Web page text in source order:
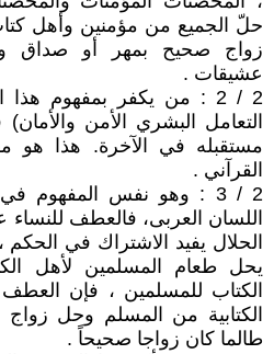
حلّ الجميع من مؤمنين وأهل
زواج صحيح بمهر أو صداق
عشيقات .
2 / 2 : من يكفر بمفهوم
التعامل البشري الأمن
مستقبله في الآخرة. هذا هو
القرآني .
2 / 3 : وهو نفس المفهوم
اللسان العربى، فالعطف
الحلال يفيد الاشتراك في
يحل طعام المسلمين لأهل
الكتاب للمسلمين ، فإن
الكتابية من المسلم وحل
طالما كان زواجا صحيحاً .